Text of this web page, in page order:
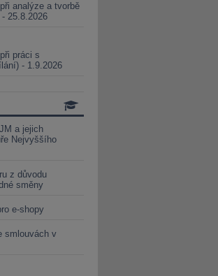
analýze a tvorbě
25.8.2026
práci s
- 1.9.2026
a jejich
Nejvyššího
z důvodu
směny
e-shopy
smlouvách v